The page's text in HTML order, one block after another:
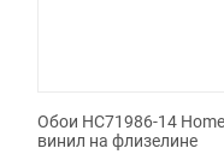
Обои HC71986-14
винил на флизелине